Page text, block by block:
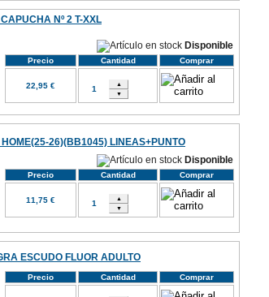
Nº 2 T-XXL
Disponible
Precio Cantidad Comprar
22,95 €
26)(BB1045) LINEAS+PUNTO
Disponible
Precio Cantidad Comprar
11,75 €
ESCUDO FLUOR ADULTO
Precio Cantidad Comprar